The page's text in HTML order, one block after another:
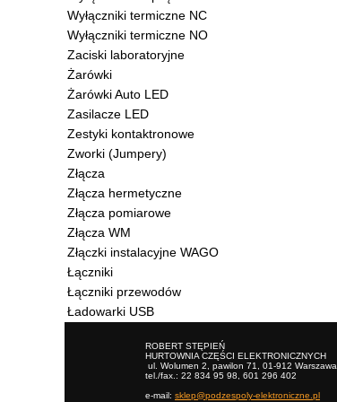
Wyłączniki termiczne NC
Wyłączniki termiczne NO
Zaciski laboratoryjne
Żarówki
Żarówki Auto LED
Zasilacze LED
Zestyki kontaktronowe
Zworki (Jumpery)
Złącza
Złącza hermetyczne
Złącza pomiarowe
Złącza WM
Złączki instalacyjne WAGO
Łączniki
Łączniki przewodów
Ładowarki USB
ROBERT STĘPIEŃ
HURTOWNIA CZĘŚCI ELEKTRONICZNYCH
ul. Wolumen 2, pawilon 71, 01-912 Warszawa
tel./fax.: 22 834 95 98, 601 296 402
e-mail: sklep@podzespoly-elektroniczne.pl